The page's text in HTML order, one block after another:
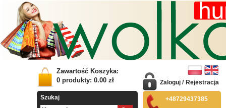
Zawartość Koszyka:
0 produkty: 0.00 zł
Szukaj
Zaloguj / Rejestracja
+48729437385